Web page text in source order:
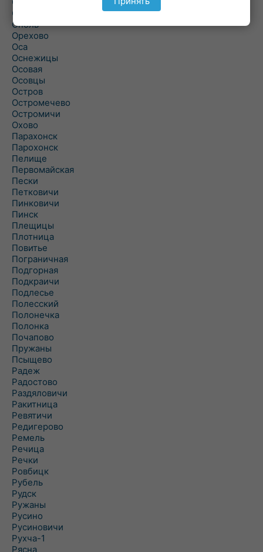
Омельная
Ополь
Орехово
Оса
Оснежицы
Осовая
Осовцы
Остров
Остромечево
Остромичи
Охово
Парахонск
Парохонск
Пелище
Первомайская
Пески
Петковичи
Пинковичи
Пинск
Плещицы
Плотница
Повитье
Пограничная
Подгорная
Подкраичи
Подлесье
Полесский
Полонечка
Полонка
Почапово
Пружаны
Псыщево
Радеж
Радостово
Раздяловичи
Ракитница
Ревятичи
Редигерово
Ремель
Речица
Речки
Ровбицк
Рубель
Рудск
Ружаны
Русино
Русиновичи
Рухча-1
Рясна